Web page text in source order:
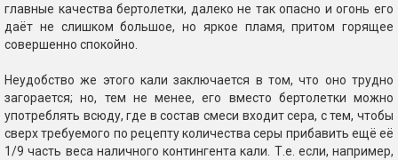
главные качества бертолетки, далеко не так опасно и огонь его
даёт не слишком большое, но яркое пламя, притом горящее
совершенно спокойно.
Неудобство же этого кали заключается в том, что оно трудно
загорается; но, тем не менее, его вместо бертолетки можно
употреблять всюду, где в состав смеси входит сера, с тем, чтобы
сверх требуемого по рецепту количества серы прибавить ещё её
1/9 часть веса наличного контингента кали. Т.е. если, например,